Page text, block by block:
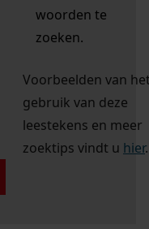
woorden te
zoeken.
Voorbeelden van
gebruik van deze
leestekens en meer
zoektips vindt u hier.